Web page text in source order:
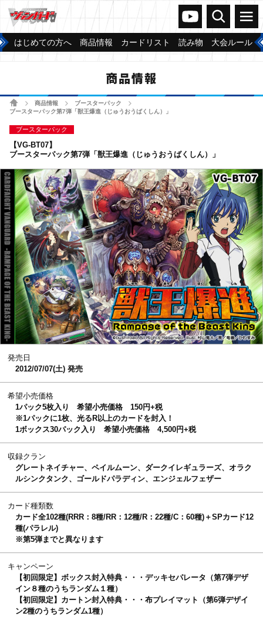
ヴァンガードch
検索 メニュー
はじめての方へ 商品情報 カードリスト 読み物 大会ルール
商品情報
ホーム商品情報 ブースターパック
ブースターパック第7弾「獣王爆進（じゅうおうばくしん）」
ブースターパック
【VG-BT07】
ブースターパック第7弾「獣王爆進（じゅうおうばくしん）」
発売日
2012/07/07(土) 発売
希望小売価格
1パック5枚入り 希望小売価格 150円+税
※1パックに1枚、光るR以上のカードを封入！
1ボックス30パック入り 希望小売価格 4,500円+税
収録クラン
グレートネイチャー、ペイルムーン、ダークイレギュラーズ、オラク
ルシンクタンク、ゴールドパラディン、エンジェルフェザー
カード種類数
カード全102種(RRR：8種/RR：12種/R：22種/C：60種)＋SPカード12
種(パラレル)
※第5弾までと異なります
キャンペーン
【初回限定】ボックス封入特典・・・デッキセパレータ（第7弾デザ
イン８種のうちランダム１種）
【初回限定】カートン封入特典・・・布プレイマット（第6弾デザイ
ン2種のうちランダム1種）